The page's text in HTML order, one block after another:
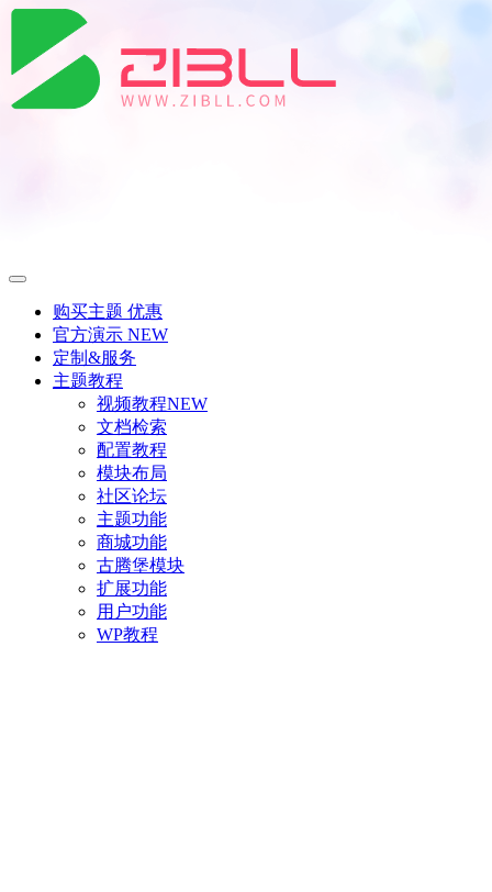
购买主题 优惠
官方演示 NEW
定制&服务
主题教程
视频教程NEW
文档检索
配置教程
模块布局
社区论坛
主题功能
商城功能
古腾堡模块
扩展功能
用户功能
WP教程